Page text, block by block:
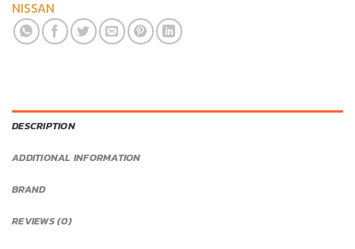
NISSAN
DESCRIPTION
ADDITIONAL INFORMATION
BRAND
REVIEWS (0)